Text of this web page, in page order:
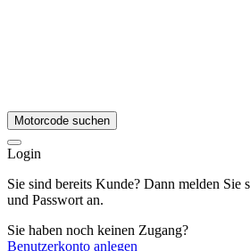
Motorcode suchen
Login
Sie sind bereits Kunde? Dann melden Sie
und Passwort an.
Sie haben noch keinen Zugang?
Benutzerkonto anlegen